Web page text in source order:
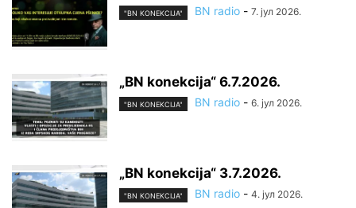
"BN KONEKCIJA" BN radio - 7. јул 2026.
„BN konekcija“ 6.7.2026.
"BN KONEKCIJA" BN radio - 6. јул 2026.
„BN konekcija“ 3.7.2026.
"BN KONEKCIJA" BN radio - 4. јул 2026.